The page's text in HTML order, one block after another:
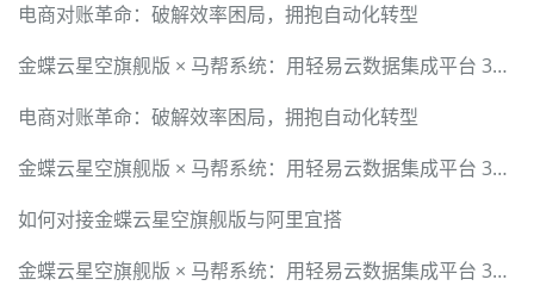
电商对账革命：破解效率困局，拥抱自动化转型
金蝶云星空旗舰版 × 马帮系统：用轻易云数据集成平台 30 分钟跑通异构接口
电商对账革命：破解效率困局，拥抱自动化转型
金蝶云星空旗舰版 × 马帮系统：用轻易云数据集成平台 30 分钟跑通异构接口
如何对接金蝶云星空旗舰版与阿里宜搭
金蝶云星空旗舰版 × 马帮系统：用轻易云数据集成平台 30 分钟跑通异构接口